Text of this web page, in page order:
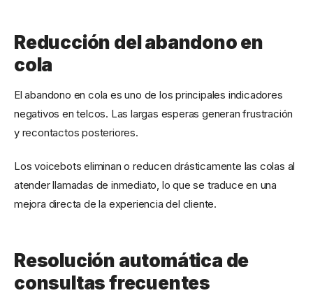
Reducción del abandono en
cola
El abandono en cola es uno de los principales indicadores
negativos en telcos. Las largas esperas generan frustración
y recontactos posteriores.
Los voicebots eliminan o reducen drásticamente las colas al
atender llamadas de inmediato, lo que se traduce en una
mejora directa de la experiencia del cliente.
Resolución automática de
consultas frecuentes